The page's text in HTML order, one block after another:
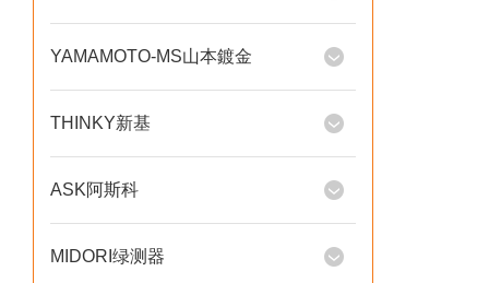
YAMAMOTO-MS山本鍍金
THINKY新基
ASK阿斯科
MIDORI绿测器